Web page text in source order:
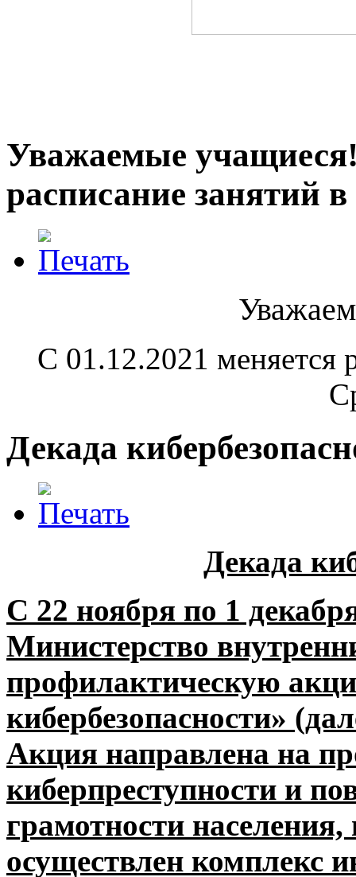
Уважаемые
расписание занятий
С 01.12.2021 меняется
Декада
Декада
С 22 ноября по 1
Министерство
профилактическую
кибербезопасности»
Акция направлена на
киберпреступности и
грамотности населения,
осуществлен комплекс